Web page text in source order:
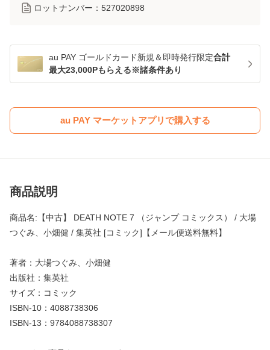
ロットナンバー： 527020898
au PAY ゴールドカード新規＆即時発行限定合計
最大23,000Pもらえる※諸条件あり
au PAY マーケットアプリで購入する
商品説明
商品名:【中古】 DEATH NOTE 7 （ジャンプ コミックス） / 大場
つぐみ、小畑健 / 集英社 [コミック]【メール便送料無料】
著者：大場つぐみ、小畑健
出版社：集英社
サイズ：コミック
ISBN-10：4088738306
ISBN-13：9784088738307